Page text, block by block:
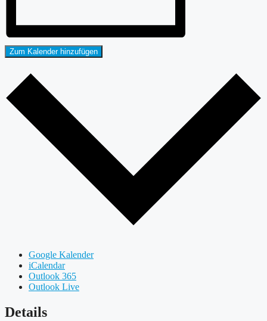
Zum Kalender hinzufügen
Google Kalender
iCalendar
Outlook 365
Outlook Live
Details